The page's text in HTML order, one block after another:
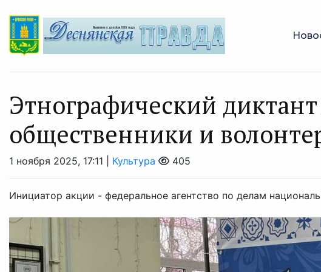
Этнографический
общественники и
1 ноября 2025, 17:11 | Культура 405
Инициатор акции - федеральное агентство по делам